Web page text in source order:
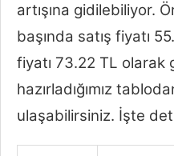
artışına gidilebiliyor.
başında satış fiyatı
fiyatı 73.22 TL olarak
hazırladığımız
ulaşabilirsiniz. İşte